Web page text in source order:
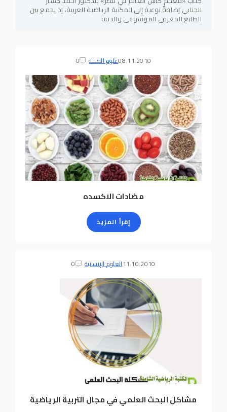
الجنابي إضافةً نوعية إلى المكتبة الرياضية العربية، إذ يجمع بين
الطابع المعرفي الموسوعي والدقة
08.11.2010علوم الصحة 0
مضادات الاكسده
إقرأ المزيد
11.10.2010العلوم الإنسانية 0
مشاكل البحث العلمي في مجال التربية الرياضية